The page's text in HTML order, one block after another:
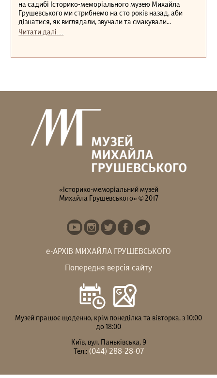
на садибі Історико-меморіального музею Михайла
Грушевського ми стрибнемо на сто років назад, аби
дізнатися, як виглядали, звучали та смакували...
Читати далі…
«Історико-меморіальний музей
Михайла Грушевського» © 2017
е-АРХІВ МИХАЙЛА ГРУШЕВСЬКОГО
Попередня версія сайту
Музей працює щоденно, крім понеділка та вівторка, з 10:00
до 18:00
Київ, вул. Паньківська, 9
Тел.:(044) 288-28-07